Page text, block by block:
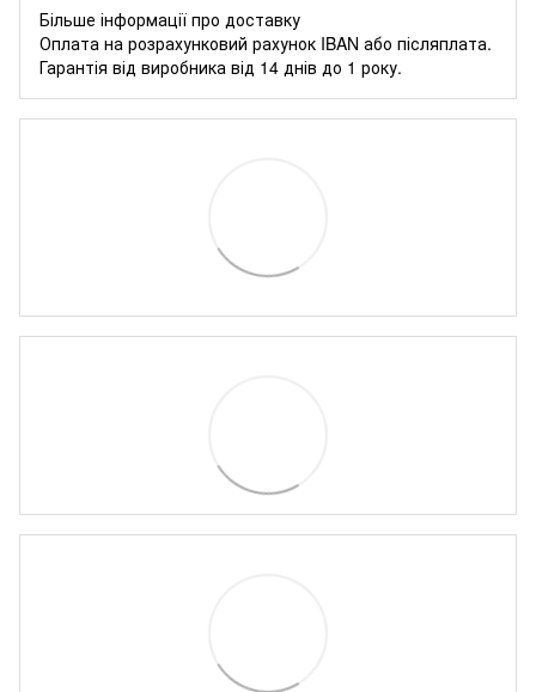
Більше інформації про доставку
Оплата на розрахунковий рахунок IBAN або післяплата.
Гарантія від виробника від 14 днів до 1 року.